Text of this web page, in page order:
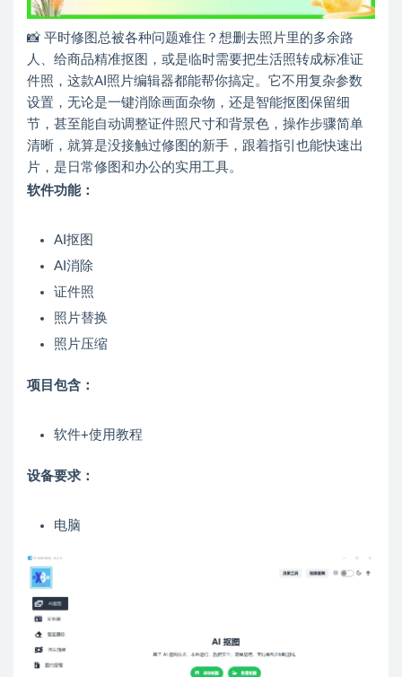
📸 平时修图总被各种问题难住？想删去照片里的多余路
人、给商品精准抠图，或是临时需要把生活照转成标准证
件照，这款AI照片编辑器都能帮你搞定。它不用复杂参数
设置，无论是一键消除画面杂物，还是智能抠图保留细
节，甚至能自动调整证件照尺寸和背景色，操作步骤简单
清晰，就算是没接触过修图的新手，跟着指引也能快速出
片，是日常修图和办公的实用工具。
软件功能：
AI抠图
AI消除
证件照
照片替换
照片压缩
项目包含：
软件+使用教程
设备要求：
电脑